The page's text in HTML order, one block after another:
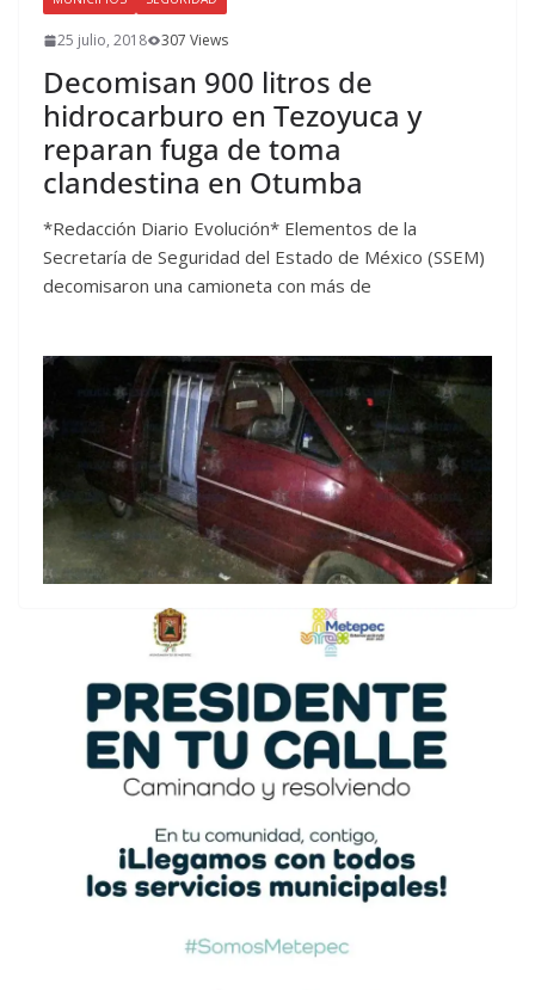
25 julio, 2018 307 Views
Decomisan 900 litros de
hidrocarburo en Tezoyuca y
reparan fuga de toma
clandestina en Otumba
*Redacción Diario Evolución* Elementos de la
Secretaría de Seguridad del Estado de México (SSEM)
decomisaron una camioneta con más de